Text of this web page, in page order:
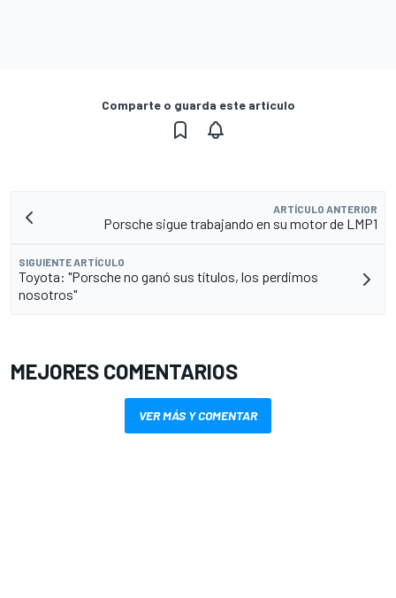
Comparte o guarda este artículo
ARTÍCULO ANTERIOR
Porsche sigue trabajando en su motor de LMP1
SIGUIENTE ARTÍCULO
Toyota: "Porsche no ganó sus títulos, los perdimos
nosotros"
MEJORES COMENTARIOS
VER MÁS Y COMENTAR